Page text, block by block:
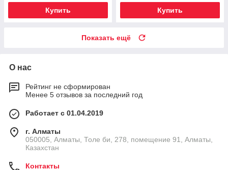
Купить Купить
Показать ещё
О нас
Рейтинг не сформирован
Менее 5 отзывов за последний год
Работает с 01.04.2019
г. Алматы
050005, Алматы, Толе би, 278, помещение 91, Алматы,
Казахстан
Контакты